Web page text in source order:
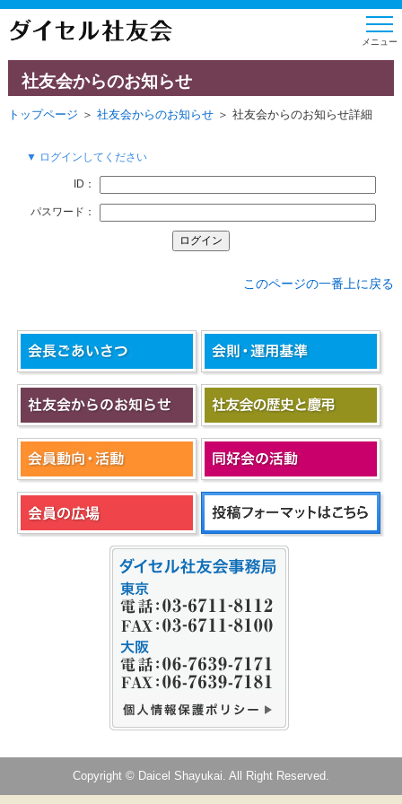
社友会からのお知らせ
トップページ ＞ 社友会からのお知らせ＞ 社友会からのお知らせ詳細
▼ ログインしてください
ID：
パスワード：
このページの一番上に戻る
Copyright © Daicel Shayukai. All Right Reserved.